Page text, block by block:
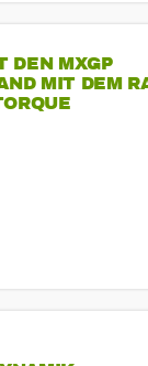
DEN MXGP
MIT DEM